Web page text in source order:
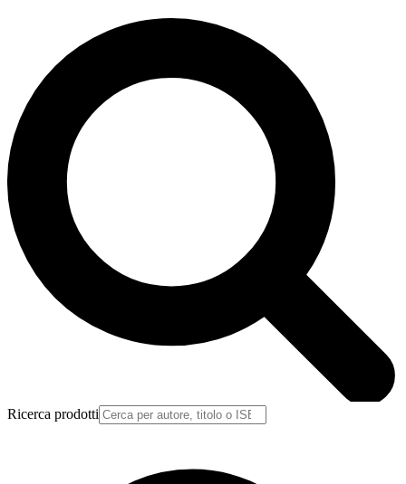
Ricerca prodotti